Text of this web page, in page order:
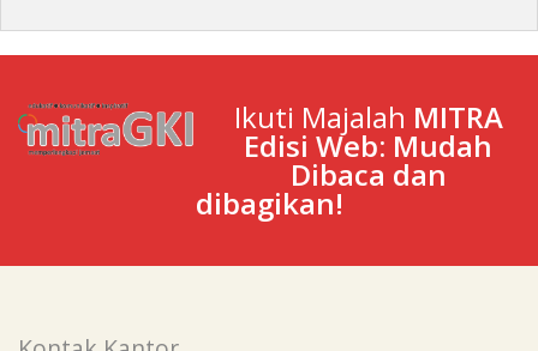
Ikuti Majalah MITRA
Edisi Web: Mudah
Dibaca dan
dibagikan!